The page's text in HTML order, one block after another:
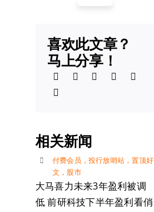
喜欢此文章？
马上分享！
相关新闻
付费会员 ， 投行放哨站 ，置顶好
文 ， 股市
大马喜力未来3年盈利被调
低 前研科技下半年盈利看俏